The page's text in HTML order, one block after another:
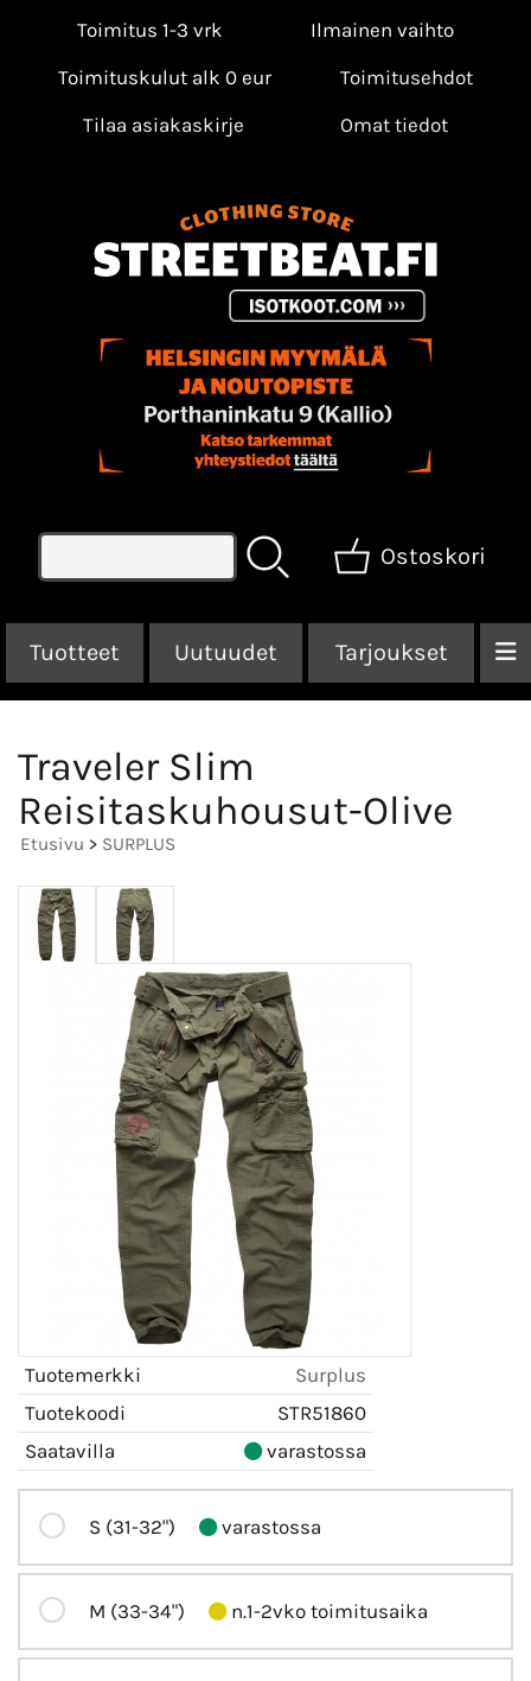
Toimitus 1-3 vrk
Ilmainen vaihto
Toimituskulut alk 0 eur
Toimitusehdot
Tilaa asiakaskirje
Omat tiedot
Ostoskori
Tuotteet Uutuudet Tarjoukset
Traveler Slim
Reisitaskuhousut-Olive
Etusivu > SURPLUS
Tuotemerkki
Surplus
Tuotekoodi
STR51860
Saatavilla
varastossa
S (31-32") varastossa
M (33-34") n.1-2vko toimitusaika